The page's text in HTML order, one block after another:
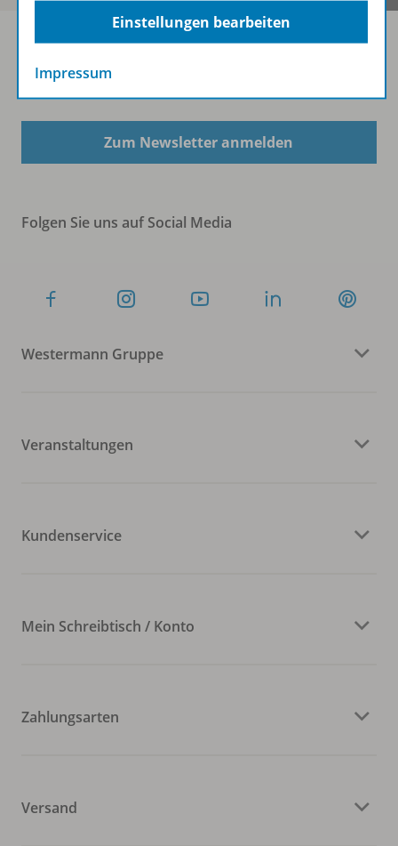
Sofort profitieren
Zum Newsletter anmelden
Folgen Sie uns auf Social Media
Westermann Gruppe
Veranstaltungen
Kundenservice
Mein Schreibtisch / Konto
Zahlungsarten
Versand
Einstellungen bearbeiten
Impressum